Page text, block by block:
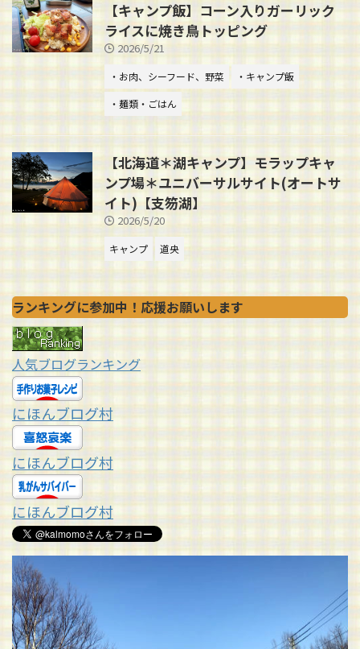
【キャンプ飯】コーン入りガーリック
ライスに焼き鳥トッピング
2026/5/21
・お肉、シーフード、野菜
・キャンプ飯
・麺類・ごはん
【北海道＊湖キャンプ】モラップキャ
ンプ場＊ユニバーサルサイト(オートサ
イト)【支笏湖】
2026/5/20
キャンプ 道央
ランキングに参加中！応援お願いします
人気ブログランキング
にほんブログ村
にほんブログ村
にほんブログ村